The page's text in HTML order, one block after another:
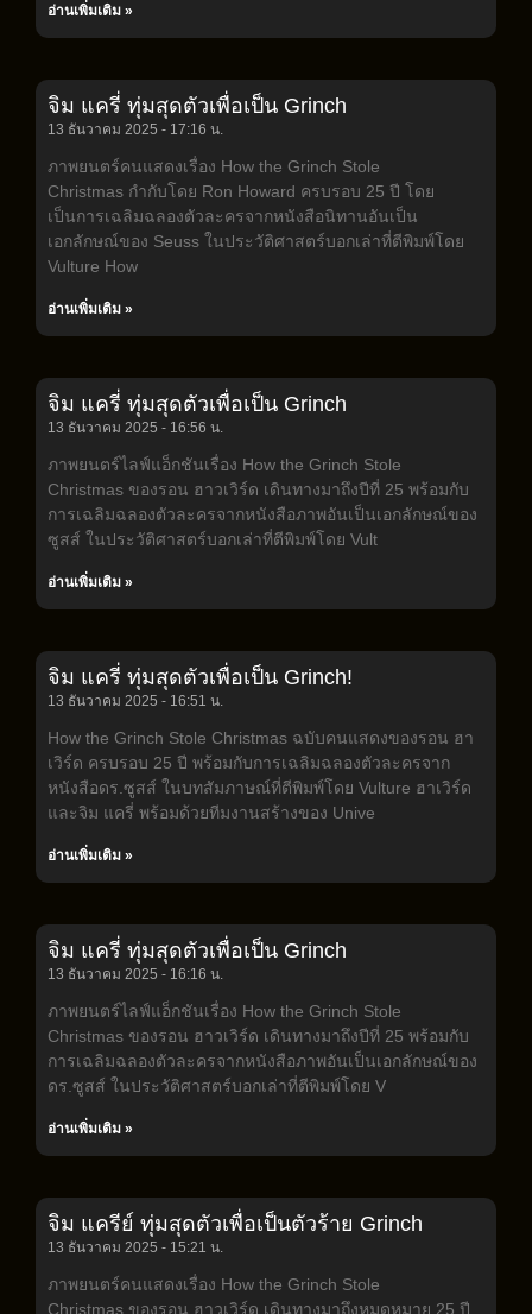
อ่านเพิ่มเติม »
จิม แครี่ ทุ่มสุดตัวเพื่อเป็น Grinch
13 ธันวาคม 2025 17:16 น.
ภาพยนตร์คนแสดงเรื่อง How the Grinch Stole
Christmas กำกับโดย Ron Howard ครบรอบ 25 ปี โดย
เป็นการเฉลิมฉลองตัวละครจากหนังสือนิทานอันเป็น
เอกลักษณ์ของ Seuss ในประวัติศาสตร์บอกเล่าที่ตีพิมพ์โดย
Vulture How
อ่านเพิ่มเติม »
จิม แครี่ ทุ่มสุดตัวเพื่อเป็น Grinch
13 ธันวาคม 2025 16:56 น.
ภาพยนตร์ไลฟ์แอ็กชันเรื่อง How the Grinch Stole
Christmas ของรอน ฮาวเวิร์ด เดินทางมาถึงปีที่ 25 พร้อมกับ
การเฉลิมฉลองตัวละครจากหนังสือภาพอันเป็นเอกลักษณ์ของ
ซูสส์ ในประวัติศาสตร์บอกเล่าที่ตีพิมพ์โดย Vult
อ่านเพิ่มเติม »
จิม แครี่ ทุ่มสุดตัวเพื่อเป็น Grinch!
13 ธันวาคม 2025 16:51 น.
How the Grinch Stole Christmas ฉบับคนแสดงของรอน ฮา
เวิร์ด ครบรอบ 25 ปี พร้อมกับการเฉลิมฉลองตัวละครจาก
หนังสือดร.ซูสส์ ในบทสัมภาษณ์ที่ตีพิมพ์โดย Vulture ฮาเวิร์ด
และจิม แครี่ พร้อมด้วยทีมงานสร้างของ Unive
อ่านเพิ่มเติม »
จิม แครี่ ทุ่มสุดตัวเพื่อเป็น Grinch
13 ธันวาคม 2025 16:16 น.
ภาพยนตร์ไลฟ์แอ็กชันเรื่อง How the Grinch Stole
Christmas ของรอน ฮาวเวิร์ด เดินทางมาถึงปีที่ 25 พร้อมกับ
การเฉลิมฉลองตัวละครจากหนังสือภาพอันเป็นเอกลักษณ์ของ
ดร.ซูสส์ ในประวัติศาสตร์บอกเล่าที่ตีพิมพ์โดย V
อ่านเพิ่มเติม »
จิม แครีย์ ทุ่มสุดตัวเพื่อเป็นตัวร้าย Grinch
13 ธันวาคม 2025 15:21 น.
ภาพยนตร์คนแสดงเรื่อง How the Grinch Stole
Christmas ของรอน ฮาวเวิร์ด เดินทางมาถึงหมุดหมาย 25 ปี